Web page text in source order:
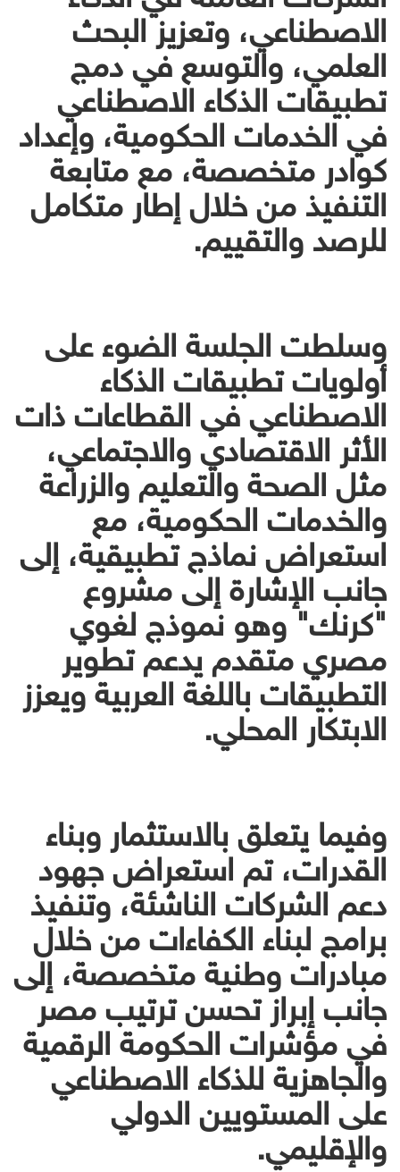
الاصطناعي، وتعزيز البحث
العلمي، والتوسع في دمج
تطبيقات الذكاء الاصطناعي
في الخدمات الحكومية، وإعداد
كوادر متخصصة، مع متابعة
التنفيذ من خلال إطار متكامل
للرصد والتقييم.
وسلطت الجلسة الضوء على
أولويات تطبيقات الذكاء
الاصطناعي في القطاعات ذات
الأثر الاقتصادي والاجتماعي،
مثل الصحة والتعليم والزراعة
والخدمات الحكومية، مع
استعراض نماذج تطبيقية، إلى
جانب الإشارة إلى مشروع
"كرنك" وهو نموذج لغوي
مصري متقدم يدعم تطوير
التطبيقات باللغة العربية ويعزز
الابتكار المحلي.
وفيما يتعلق بالاستثمار وبناء
القدرات، تم استعراض جهود
دعم الشركات الناشئة، وتنفيذ
برامج لبناء الكفاءات من خلال
مبادرات وطنية متخصصة، إلى
جانب إبراز تحسن ترتيب مصر
في مؤشرات الحكومة الرقمية
والجاهزية للذكاء الاصطناعي
على المستويين الدولي
والإقليمي.